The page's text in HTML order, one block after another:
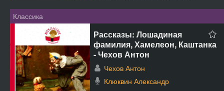
фантасти...
Классика
Рассказы: Лошадиная
фамилия, Хамелеон, Каштанка
- Чехов Антон
Чехов Антон
Клюквин Александр